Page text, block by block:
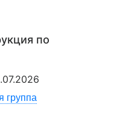
по
группа